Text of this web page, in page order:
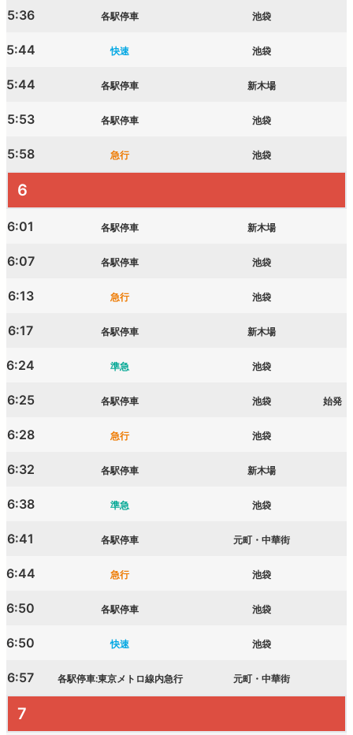
5:36 各駅停車 池袋
5:44 快速 池袋
5:44 各駅停車 新木場
5:53 各駅停車 池袋
5:58 急行 池袋
6
6:01 各駅停車 新木場
6:07 各駅停車 池袋
6:13 急行 池袋
6:17 各駅停車 新木場
6:24 準急 池袋
6:25 各駅停車 池袋 始発
6:28 急行 池袋
6:32 各駅停車 新木場
6:38 準急 池袋
6:41 各駅停車 元町・中華街
6:44 急行 池袋
6:50 各駅停車 池袋
6:50 快速 池袋
6:57 各駅停車:東京メトロ線内急行 元町・中華街
7